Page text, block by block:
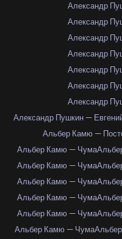
Александр
Александр
Александр
Александр
Александр
Александр
Александр
Александр Пушкин —
Альбер Камю —
Альбер Камю — Чума
Альбер Камю — Чума
Альбер Камю — Чума
Альбер Камю — Чума
Альбер Камю — Чума
Альбер Камю — Чума